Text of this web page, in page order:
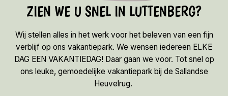
ZIEN WE U SNEL IN LUTTENBERG?
Wij stellen alles in het werk voor het beleven van een fijn
verblijf op ons vakantiepark. We wensen iedereen ELKE
DAG EEN VAKANTIEDAG! Daar gaan we voor. Tot snel op
ons leuke, gemoedelijke vakantiepark bij de Sallandse
Heuvelrug.